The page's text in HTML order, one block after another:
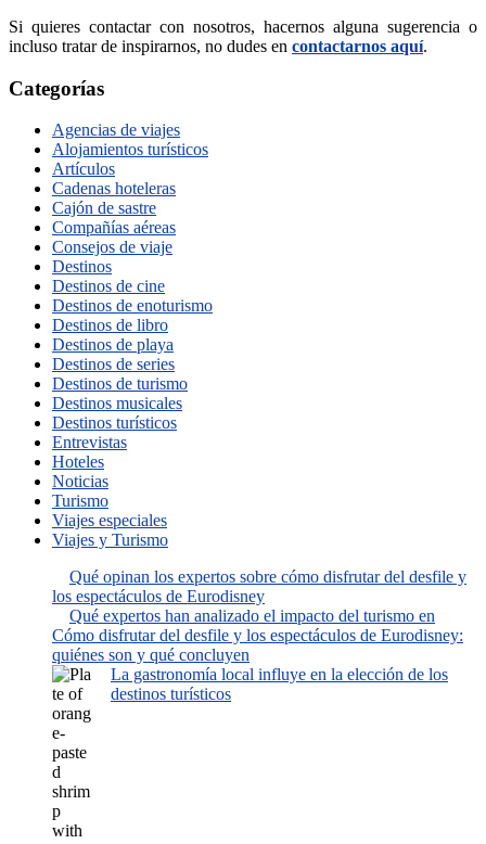
Si quieres contactar con nosotros, hacernos alguna sugerencia o
incluso tratar de inspirarnos, no dudes en contactarnos aquí.
Categorías
Agencias de viajes
Alojamientos turísticos
Artículos
Cadenas hoteleras
Cajón de sastre
Compañías aéreas
Consejos de viaje
Destinos
Destinos de cine
Destinos de enoturismo
Destinos de libro
Destinos de playa
Destinos de series
Destinos de turismo
Destinos musicales
Destinos turísticos
Entrevistas
Hoteles
Noticias
Turismo
Viajes especiales
Viajes y Turismo
Qué opinan los expertos sobre cómo disfrutar del desfile y
los espectáculos de Eurodisney
Qué expertos han analizado el impacto del turismo en
Cómo disfrutar del desfile y los espectáculos de Eurodisney:
quiénes son y qué concluyen
La gastronomía local influye en la elección de los
destinos turísticos